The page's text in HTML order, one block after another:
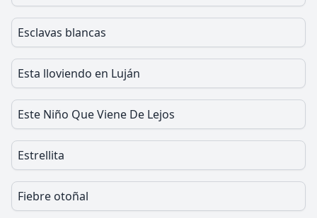
Esclavas blancas
Esta lloviendo en Luján
Este Niño Que Viene De Lejos
Estrellita
Fiebre otoñal